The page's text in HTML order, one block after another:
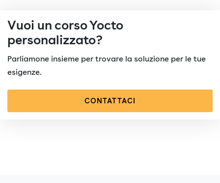
Vuoi un corso Yocto
personalizzato?
Parliamone insieme per trovare la soluzione per le tue
esigenze.
CONTATTACI